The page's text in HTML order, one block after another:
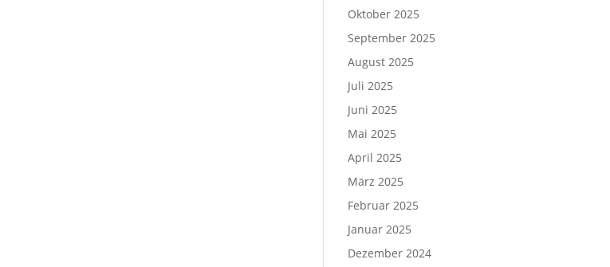
Oktober 2025
September 2025
August 2025
Juli 2025
Juni 2025
Mai 2025
April 2025
März 2025
Februar 2025
Januar 2025
Dezember 2024